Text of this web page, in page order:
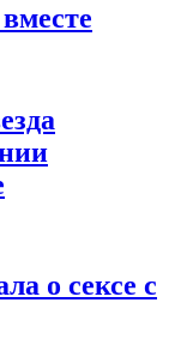
о сексе с